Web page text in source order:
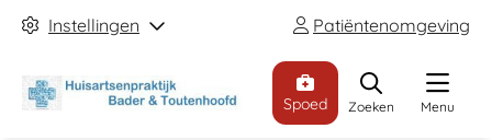
Instellingen Patiëntenomgeving
Menu
Spoed Zoeken